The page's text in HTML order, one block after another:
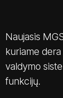
Naujasis
kuriame
valdymo
funkcijų.